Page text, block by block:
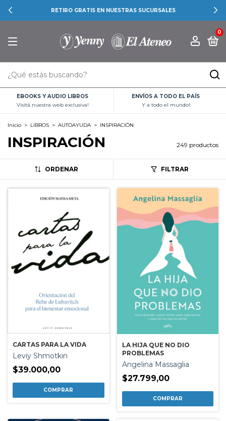
ENVÍO GRATIS PARA COMPRAS SUPERIORES A $40.000
0
EBOOKS Y AUDIO LIBROS
Visitá nuestra web exclusiva!
ENVÍOS A TODO EL PAÍS
Y a todo el mundo!
Inicio > LIBROS > AUTOAYUDA > INSPIRACIÓN
INSPIRACIÓN 249 productos
ORDENAR FILTRAR
CARTAS PARA LA VIDA
Leviy Shmotkin
$39.000,00
LA HIJA QUE NO DIO
PROBLEMAS
Angelina Massaglia
$27.799,00